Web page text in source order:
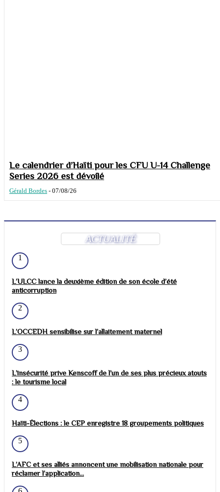
Le calendrier d’Haïti pour les CFU U-14 Challenge
Series 2026 est dévoilé
Gérald Bordes - 07/08/26
ACTUALITÉ
1
L’ULCC lance la deuxième édition de son école d’été
anticorruption
2
L’OCCEDH sensibilise sur l’allaitement maternel
3
L’insécurité prive Kenscoff de l’un de ses plus précieux atouts
: le tourisme local
4
Haïti-Élections : le CEP enregistre 18 groupements politiques
5
L’AFC et ses alliés annoncent une mobilisation nationale pour
réclamer l’application...